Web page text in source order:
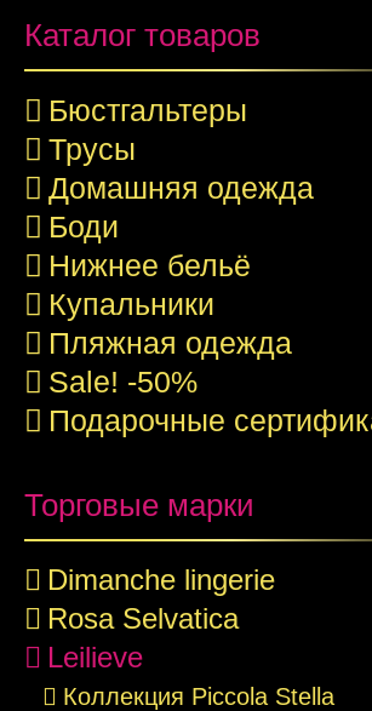
Каталог товаров
Бюстгальтеры
Трусы
Домашняя одежда
Боди
Нижнее бельё
Купальники
Пляжная одежда
Sale! -50%
Подарочные
Торговые марки
Dimanche lingerie
Rosa Selvatica
Leilieve
Коллекция Piccola Stella